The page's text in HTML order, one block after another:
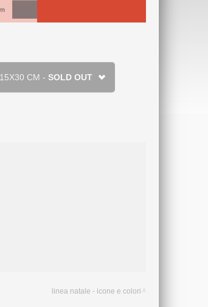
15X30 CM - SOLD OUT
linea natale - icone e colori